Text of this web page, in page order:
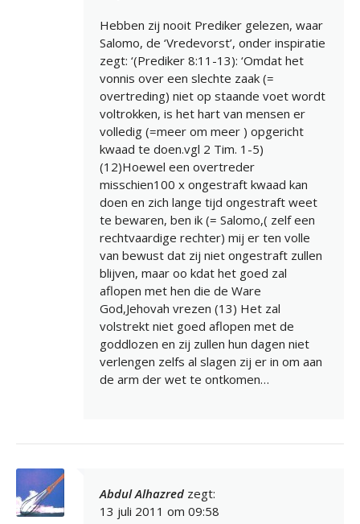
Hebben zij nooit Prediker gelezen, waar
Salomo, de ‘Vredevorst’, onder inspiratie
zegt: ‘(Prediker 8:11-13): ‘Omdat het
vonnis over een slechte zaak (=
overtreding) niet op staande voet wordt
voltrokken, is het hart van mensen er
volledig (=meer om meer ) opgericht
kwaad te doen.vgl 2 Tim. 1-5)
(12)Hoewel een overtreder
misschien100 x ongestraft kwaad kan
doen en zich lange tijd ongestraft weet
te bewaren, ben ik (= Salomo,( zelf een
rechtvaardige rechter) mij er ten volle
van bewust dat zij niet ongestraft zullen
blijven, maar oo kdat het goed zal
aflopen met hen die de Ware
God,Jehovah vrezen (13) Het zal
volstrekt niet goed aflopen met de
goddlozen en zij zullen hun dagen niet
verlengen zelfs al slagen zij er in om aan
de arm der wet te ontkomen…
Abdul Alhazred zegt:
13 juli 2011 om 09:58